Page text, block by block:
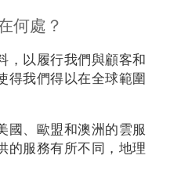
何處？
，以履行我們與顧客和
得我們得以在全球範圍
國、歐盟和澳洲的雲服
的服務有所不同，地理